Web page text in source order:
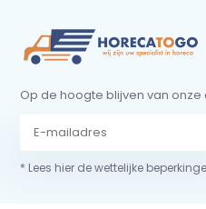
Op de hoogte blijven van
* Lees hier de wettelijke